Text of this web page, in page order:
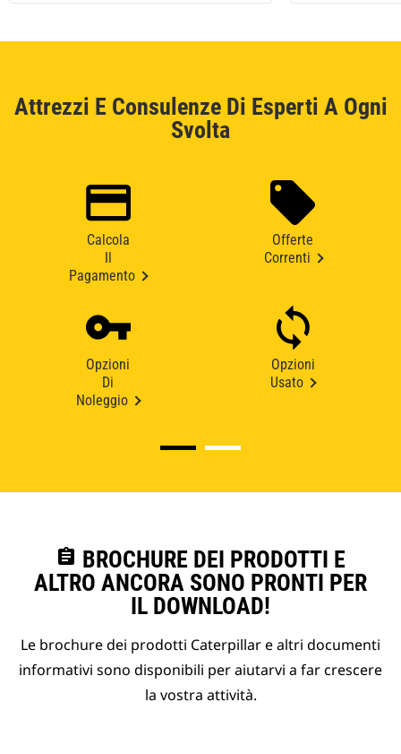
Attrezzi E Consulenze Di Esperti A Ogni
Svolta
Calcola
Pagamento
Offerte
Correnti
Opzioni
Di
Noleggio
Opzioni
Usato
assignment BROCHURE DEI PRODOTTI E
ALTRO ANCORA SONO PRONTI PER
IL DOWNLOAD!
Le brochure dei prodotti Caterpillar e altri documenti
informativi sono disponibili per aiutarvi a far crescere
la vostra attività.